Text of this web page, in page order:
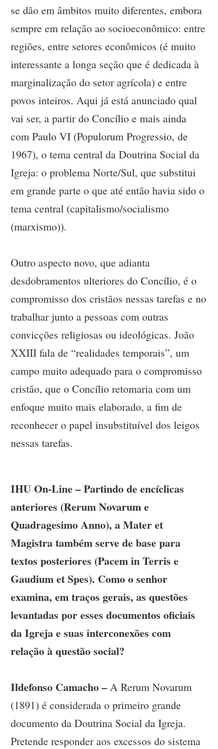
se dão em âmbitos muito diferentes, embora
sempre em relação ao socioeconômico: entre
regiões, entre setores econômicos (é muito
interessante a longa seção que é dedicada à
marginalização do setor agrícola) e entre
povos inteiros. Aqui já está anunciado qual
vai ser, a partir do Concílio e mais ainda
com Paulo VI (Populorum Progressio, de
1967), o tema central da Doutrina Social da
Igreja: o problema Norte/Sul, que substitui
em grande parte o que até então havia sido o
tema central (capitalismo/socialismo
(marxismo)).
Outro aspecto novo, que adianta
desdobramentos ulteriores do Concílio, é o
compromisso dos cristãos nessas tarefas e no
trabalhar junto a pessoas com outras
convicções religiosas ou ideológicas. João
XXIII fala de “realidades temporais”, um
campo muito adequado para o compromisso
cristão, que o Concílio retomaria com um
enfoque muito mais elaborado, a fim de
reconhecer o papel insubstituível dos leigos
nessas tarefas.
IHU On-Line – Partindo de encíclicas
anteriores (Rerum Novarum e
Quadragesimo Anno), a Mater et
Magistra também serve de base para
textos posteriores (Pacem in Terris e
Gaudium et Spes). Como o senhor
examina, em traços gerais, as questões
levantadas por esses documentos oficiais
da Igreja e suas interconexões com
relação à questão social?
Ildefonso Camacho –A Rerum Novarum
(1891) é considerada o primeiro grande
documento da Doutrina Social da Igreja.
Pretende responder aos excessos do sistema